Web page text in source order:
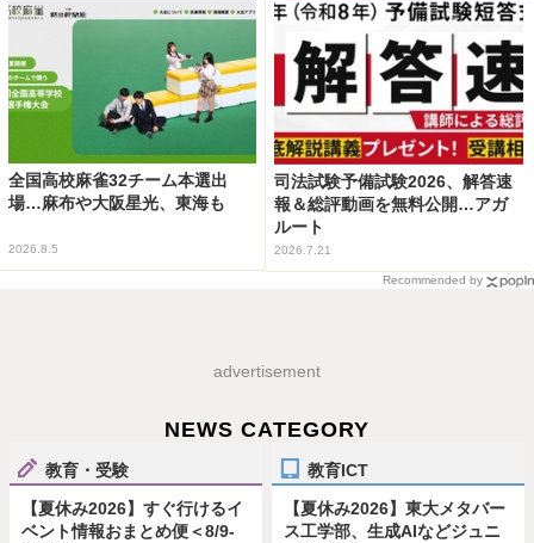
全国高校麻雀32チーム本選出
場…麻布や大阪星光、東海も
2026.8.5
司法試験予備試験2026、解答速
報＆総評動画を無料公開…アガ
ルート
2026.7.21
Recommended by
advertisement
NEWS CATEGORY
教育・受験
【夏休み2026】すぐ行けるイ
ベント情報おまとめ便＜8/9-
教育ICT
【夏休み2026】東大メタバー
ス工学部、生成AIなどジュニ